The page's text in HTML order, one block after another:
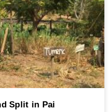
Split in Pai